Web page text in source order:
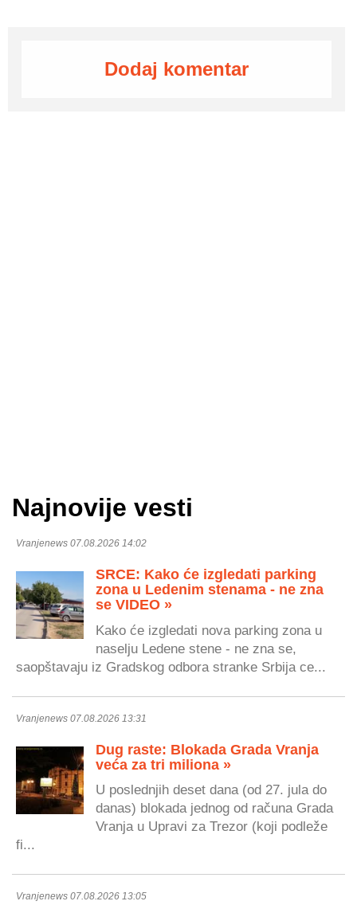
Dodaj komentar
Najnovije vesti
Vranjenews 07.08.2026 14:02
SRCE: Kako će izgledati parking
zona u Ledenim stenama - ne zna
se VIDEO »
Kako će izgledati nova parking zona u
naselju Ledene stene - ne zna se,
saopštavaju iz Gradskog odbora stranke Srbija ce...
Vranjenews 07.08.2026 13:31
Dug raste: Blokada Grada Vranja
veća za tri miliona »
U poslednjih deset dana (od 27. jula do
danas) blokada jednog od računa Grada
Vranja u Upravi za Trezor (koji podleže
fi...
Vranjenews 07.08.2026 13:05